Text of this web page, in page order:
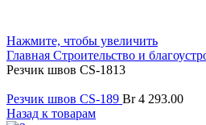
Нажмите, чтобы увеличить
Главная Строительство и
Резчик швов CS-1813
Резчик швов CS-189 Br4 293.00
Назад к товарам